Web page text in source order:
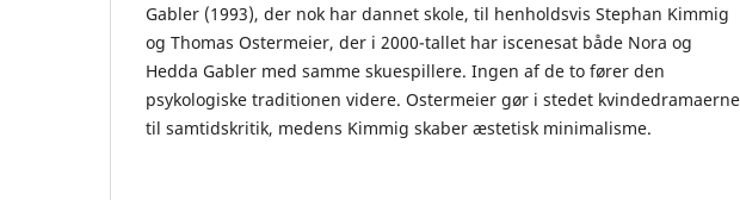
Gabler (1993), der nok har dannet skole, til henholdsvis Stephan Kimmig
og Thomas Ostermeier, der i 2000-tallet har iscenesat både Nora og
Hedda Gabler med samme skuespillere. Ingen af de to fører den
psykologiske traditionen videre. Ostermeier gør i stedet kvindedramaerne
til samtidskritik, medens Kimmig skaber æstetisk minimalisme.